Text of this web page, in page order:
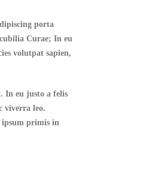
porta
Curae; In eu
volutpat sapien,
In eu justo a felis
viverra leo.
ipsum primis in